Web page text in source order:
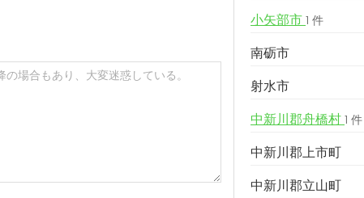
小矢部市 1 件
南砺市
射水市
中新川郡舟橋村 1 件
中新川郡上市町
中新川郡立山町